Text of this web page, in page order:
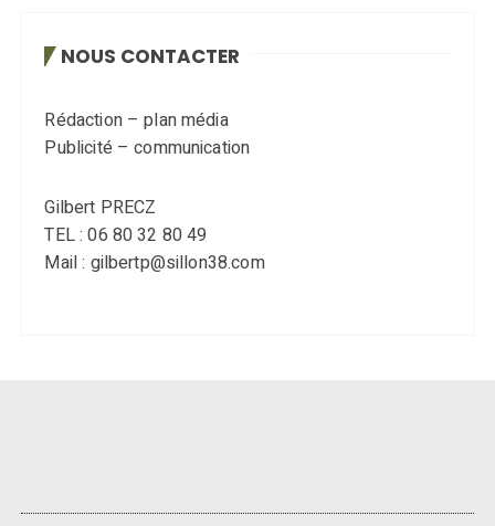
NOUS CONTACTER
Rédaction – plan média
Publicité – communication
Gilbert PRECZ
TEL : 06 80 32 80 49
Mail : gilbertp@sillon38.com